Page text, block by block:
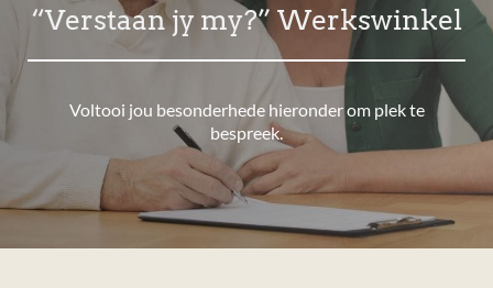
“Verstaan jy my?” Werkswinkel
Voltooi jou besonderhede hieronder om plek te
bespreek.